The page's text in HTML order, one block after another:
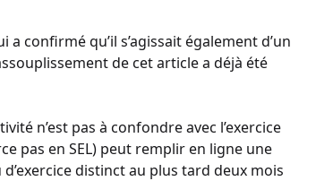
a confirmé qu’il s’agissait également d’un
de cet article a déjà été
n’est pas à confondre avec l’exercice
pas en SEL) peut remplir en ligne une
distinct au plus tard deux mois